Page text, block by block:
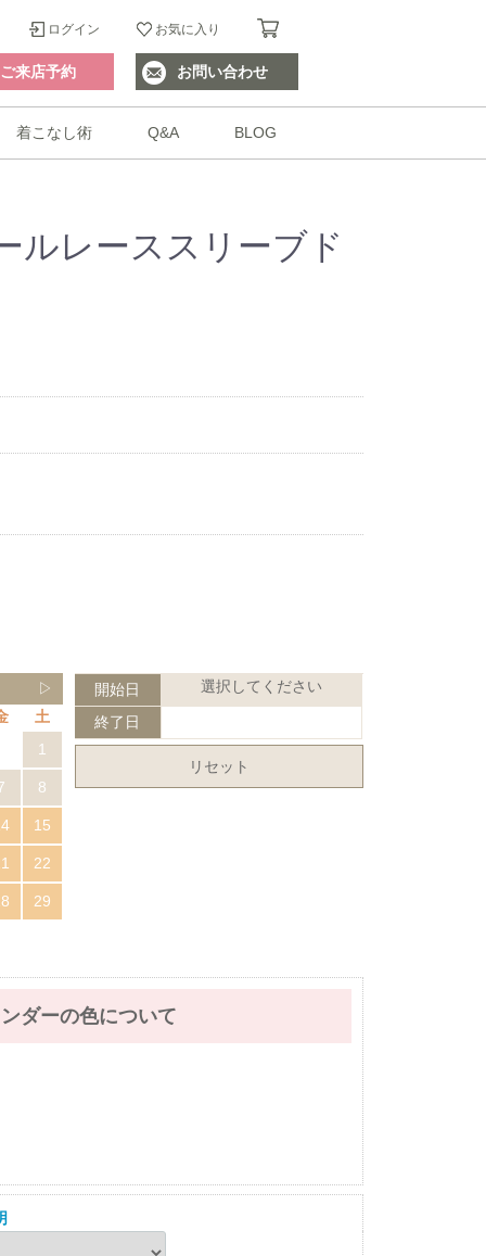
ログイン お気に入り
ご来店予約 お問い合わせ
着こなし術 Q&A BLOG
ルレーススリーブド
▷
土
1
8
15
22
29
開始日 選択してください
終了日
リセット
ダーの色について